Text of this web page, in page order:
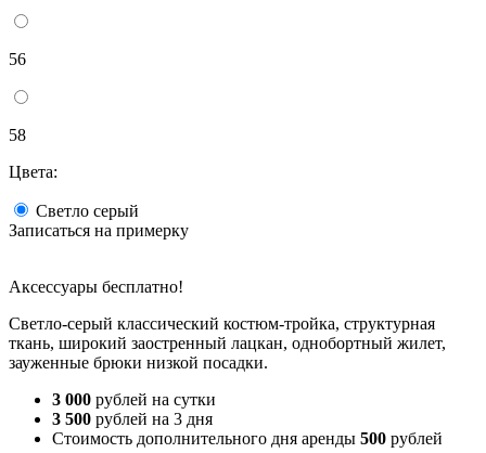
56
58
Цвета:
Светло серый
Записаться на примерку
Аксессуары бесплатно!
Светло-серый классический костюм-тройка, структурная
ткань, широкий заостренный лацкан, однобортный жилет,
зауженные брюки низкой посадки.
3 000 рублей на сутки
3 500 рублей на 3 дня
Стоимость дополнительного дня аренды 500 рублей